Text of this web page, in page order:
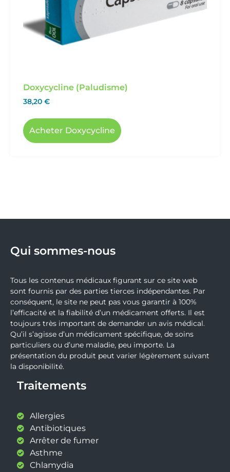
Doxycycline (Paludisme)
38,20 €
Acheter Doxycycline
Qui sommes-nous
Tous les contenus médicaux figurant sur ce site web
sont fournis par des parties tierces indépendantes. Par
conséquent, le site ne peut pas vous garantir à 100%
l’efficacité et la fiabilité d’un médicament offerts. Il est
toujours très important de demander un avis médical.
Qu’il s’agisse d’un médicament spécifique, de soins
particuliers ou d’une maladie, peu importe. La
présentation du produit peut varier légèrement suivant
la disponibilité.
Traitements
Allergies
Antibiotiques
Arrêter de fumer
Asthme
Chlamydia